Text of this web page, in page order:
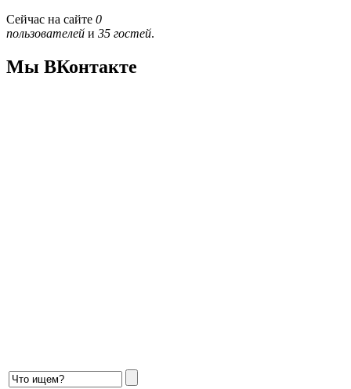
Сейчас на сайте 0
пользователей и 35 гостей.
Мы ВКонтакте